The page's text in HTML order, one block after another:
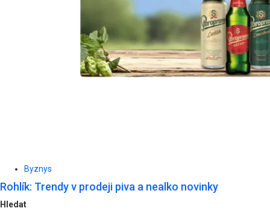
Byznys
Rohlík: Trendy v prodeji piva a nealko novinky
Hledat